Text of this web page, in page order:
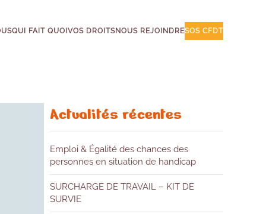
QUI FAIT QUOIVOS DROITSNOUS REJOINDRESOS CFDT
Actualités récentes
Emploi & Égalité des chances des
personnes en situation de handicap
SURCHARGE DE TRAVAIL – KIT DE
SURVIE